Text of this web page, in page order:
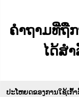
ຄຳຖາມທີ່ຖື
ໄດ້ສ
ປະໂຫຍດຂອງການໃຊ້ເກົ້